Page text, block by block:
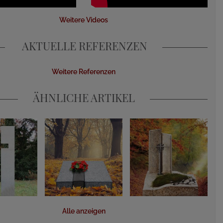
Weitere Videos
AKTUELLE REFERENZEN
Weitere Referenzen
ÄHNLICHE ARTIKEL
Alle anzeigen